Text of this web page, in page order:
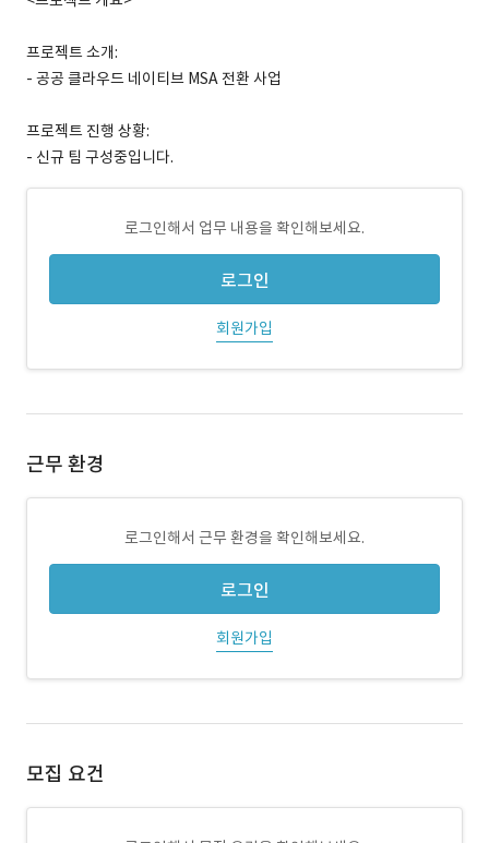
프로젝트 소개:
- 공공 클라우드 네이티브 MSA 전환 사업
프로젝트 진행 상황:
- 신규 팀 구성중입니다.
로그인해서 업무 내용을 확인해보세요.
로그인
회원가입
근무 환경
로그인해서 근무 환경을 확인해보세요.
로그인
회원가입
모집 요건